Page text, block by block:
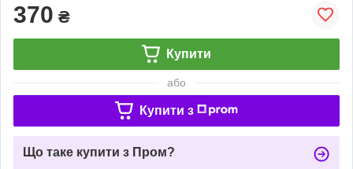
370 ₴
Купити
або
Купити з
Що таке купити з Пром?